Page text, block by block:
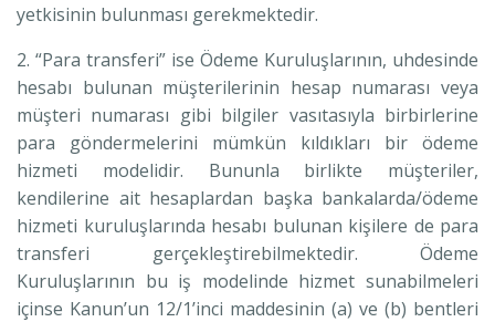
yetkisinin bulunması gerekmektedir.
2. “Para transferi” ise Ödeme Kuruluşlarının, uhdesinde
hesabı bulunan müşterilerinin hesap numarası veya
müşteri numarası gibi bilgiler vasıtasıyla birbirlerine
para göndermelerini mümkün kıldıkları bir ödeme
hizmeti modelidir. Bununla birlikte müşteriler,
kendilerine ait hesaplardan başka bankalarda/ödeme
hizmeti kuruluşlarında hesabı bulunan kişilere de para
transferi gerçekleştirebilmektedir. Ödeme
Kuruluşlarının bu iş modelinde hizmet sunabilmeleri
içinse Kanun’un 12/1’inci maddesinin (a) ve (b) bentleri